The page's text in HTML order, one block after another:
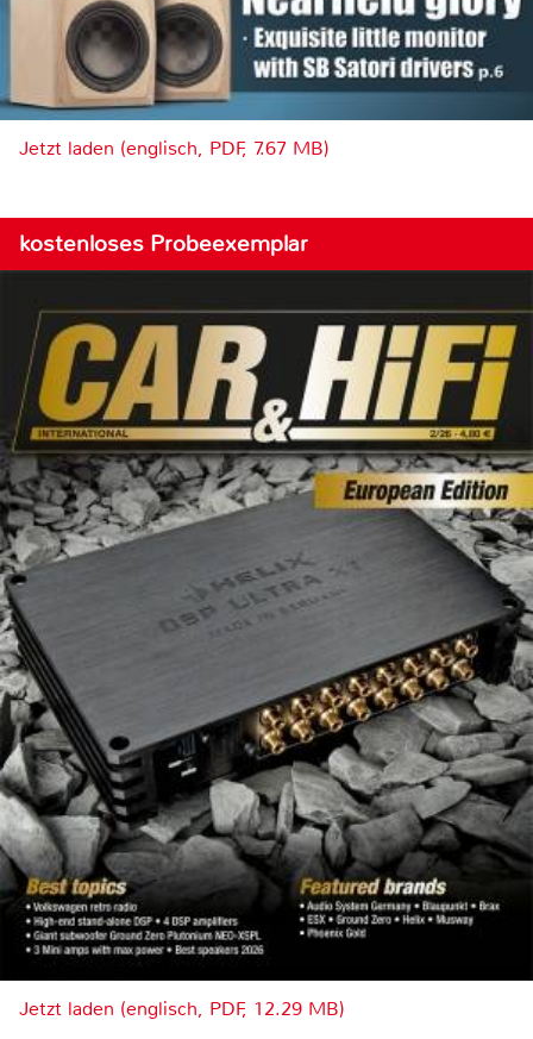
Jetzt laden (englisch, PDF, 7.67 MB)
kostenloses Probeexemplar
Jetzt laden (englisch, PDF, 12.29 MB)